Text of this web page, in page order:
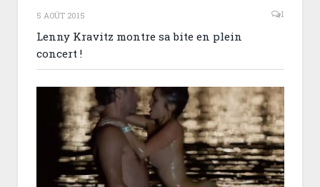
5 AOÛT 2015 1
Lenny Kravitz montre sa bite en plein
concert !